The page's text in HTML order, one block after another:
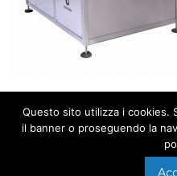
Questo sito utilizza i cookies.
il banner o proseguendo la